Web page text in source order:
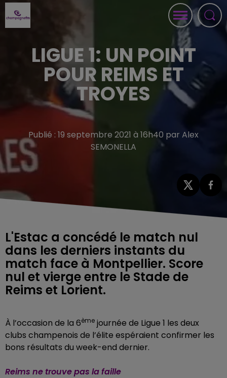
LIGUE 1: UN POINT
POUR REIMS ET
TROYES
Publié : 19 septembre 2021 à 16h40 par Alex
SEMONELLA
L'Estac a concédé le match nul
dans les derniers instants du
match face à Montpellier. Score
nul et vierge entre le Stade de
Reims et Lorient.
À l’occasion de la 6ème journée de Ligue 1 les deux
clubs champenois de l’élite espéraient confirmer les
bons résultats du week-end dernier.
Reims ne trouve pas la faille